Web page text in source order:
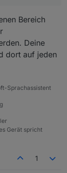
Bereich
Deine
dort auf jeden
Sprachassistent
Gerät spricht
1